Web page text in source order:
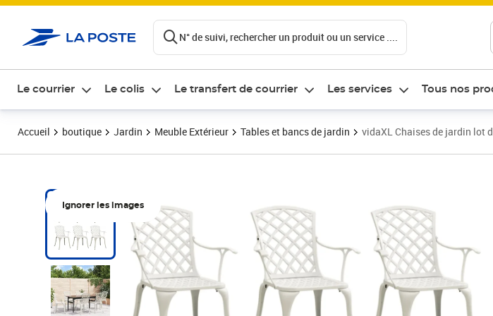
N° de suivi, rechercher un produit ou un service ....
Le courrier Le colis Le transfert de courrier Les services Tous nos
Accueil boutique Jardin Meuble Extérieur Tables et bancs de jardin vidaXL Chaises de jardin lot
Ignorer les images